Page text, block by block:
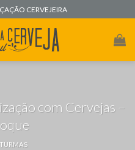
CERVEJEIRA
com Cervejas –
TURMAS